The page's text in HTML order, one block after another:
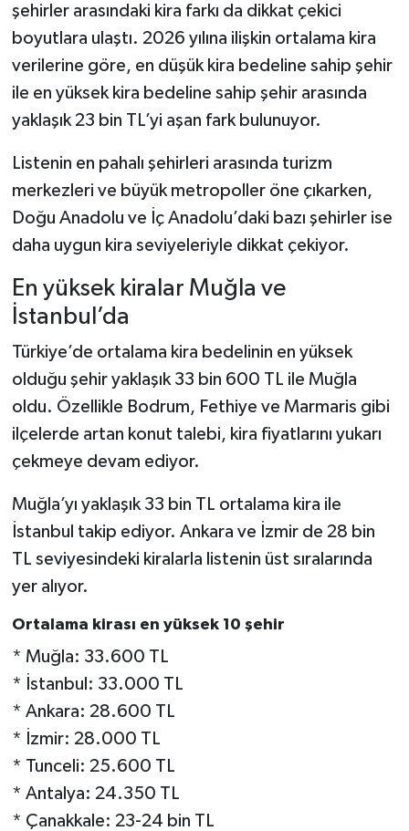
şehirler arasındaki kira farkı da dikkat çekici
boyutlara ulaştı. 2026 yılına ilişkin ortalama kira
verilerine göre, en düşük kira bedeline sahip şehir
ile en yüksek kira bedeline sahip şehir arasında
yaklaşık 23 bin TL’yi aşan fark bulunuyor.
Listenin en pahalı şehirleri arasında turizm
merkezleri ve büyük metropoller öne çıkarken,
Doğu Anadolu ve İç Anadolu’daki bazı şehirler ise
daha uygun kira seviyeleriyle dikkat çekiyor.
En yüksek kiralar Muğla ve
İstanbul’da
Türkiye’de ortalama kira bedelinin en yüksek
olduğu şehir yaklaşık 33 bin 600 TL ile Muğla
oldu. Özellikle Bodrum, Fethiye ve Marmaris gibi
ilçelerde artan konut talebi, kira fiyatlarını yukarı
çekmeye devam ediyor.
Muğla’yı yaklaşık 33 bin TL ortalama kira ile
İstanbul takip ediyor. Ankara ve İzmir de 28 bin
TL seviyesindeki kiralarla listenin üst sıralarında
yer alıyor.
Ortalama kirası en yüksek 10 şehir
* Muğla: 33.600 TL
* İstanbul: 33.000 TL
* Ankara: 28.600 TL
* İzmir: 28.000 TL
* Tunceli: 25.600 TL
* Antalya: 24.350 TL
* Çanakkale: 23-24 bin TL